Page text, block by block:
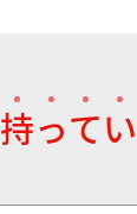
持ってい